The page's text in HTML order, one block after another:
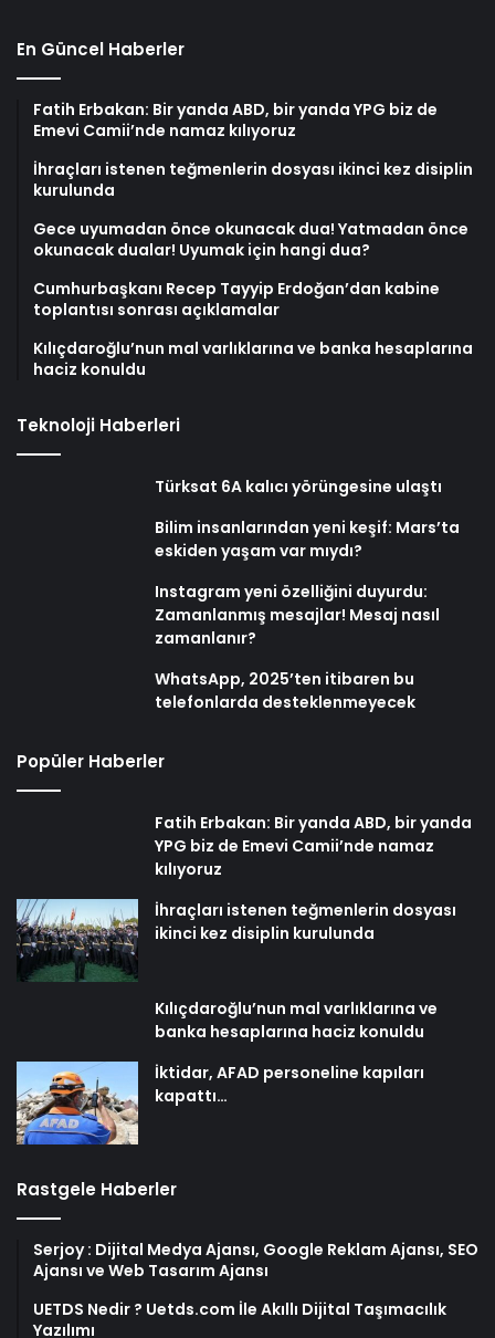
En Güncel Haberler
Fatih Erbakan: Bir yanda ABD, bir yanda YPG biz de
Emevi Camii’nde namaz kılıyoruz
İhraçları istenen teğmenlerin dosyası ikinci kez disiplin
kurulunda
Gece uyumadan önce okunacak dua! Yatmadan önce
okunacak dualar! Uyumak için hangi dua?
Cumhurbaşkanı Recep Tayyip Erdoğan’dan kabine
toplantısı sonrası açıklamalar
Kılıçdaroğlu’nun mal varlıklarına ve banka hesaplarına
haciz konuldu
Teknoloji Haberleri
Türksat 6A kalıcı yörüngesine ulaştı
Bilim insanlarından yeni keşif: Mars’ta
eskiden yaşam var mıydı?
Instagram yeni özelliğini duyurdu:
Zamanlanmış mesajlar! Mesaj nasıl
zamanlanır?
WhatsApp, 2025’ten itibaren bu
telefonlarda desteklenmeyecek
Popüler Haberler
Fatih Erbakan: Bir yanda ABD, bir yanda
YPG biz de Emevi Camii’nde namaz
kılıyoruz
İhraçları istenen teğmenlerin dosyası
ikinci kez disiplin kurulunda
Kılıçdaroğlu’nun mal varlıklarına ve
banka hesaplarına haciz konuldu
İktidar, AFAD personeline kapıları
kapattı…
Rastgele Haberler
Serjoy : Dijital Medya Ajansı, Google Reklam Ajansı, SEO
Ajansı ve Web Tasarım Ajansı
UETDS Nedir ? Uetds.com İle Akıllı Dijital Taşımacılık
Yazılımı